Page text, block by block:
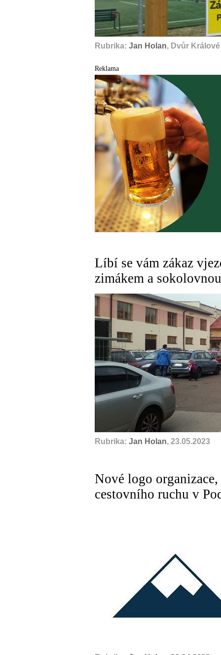
Rubrika: Jan Holan, Dvůr
Reklama
Líbí se vám zákaz
zimákem a
Rubrika: Jan Holan, 23.05.2023
Nové logo
cestovního ruchu v